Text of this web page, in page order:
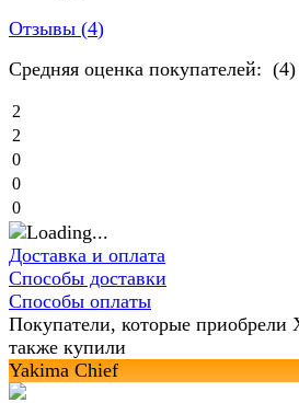
Отзывы (4)
Средняя оценка покупателей: (4)
2
2
0
0
0
Доставка и оплата
Способы доставки
Способы оплаты
Покупатели, которые приобрели
также купили
Yakima Chief